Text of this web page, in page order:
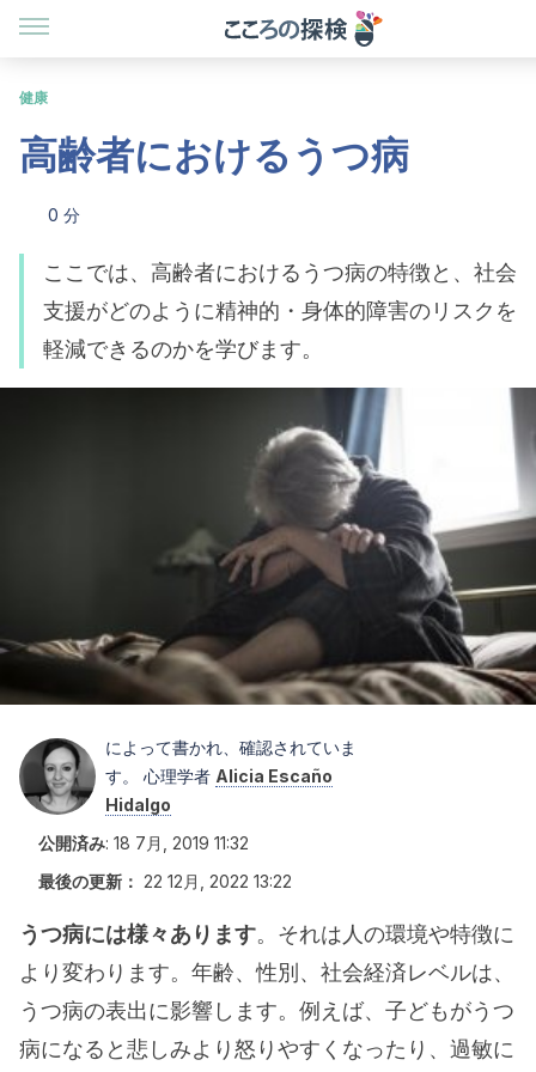
健康
高齢者におけるうつ病
0 分
ここでは、高齢者におけるうつ病の特徴と、社会
支援がどのように精神的・身体的障害のリスクを
軽減できるのかを学びます。
によって書かれ、確認されていま
す。 心理学者 Alicia Escaño
Hidalgo
公開済み: 18 7月, 2019 11:32
最後の更新： 22 12月, 2022 13:22
うつ病には様々あります。それは人の環境や特徴に
より変わります。年齢、性別、社会経済レベルは、
うつ病の表出に影響します。例えば、子どもがうつ
病になると悲しみより怒りやすくなったり、過敏に